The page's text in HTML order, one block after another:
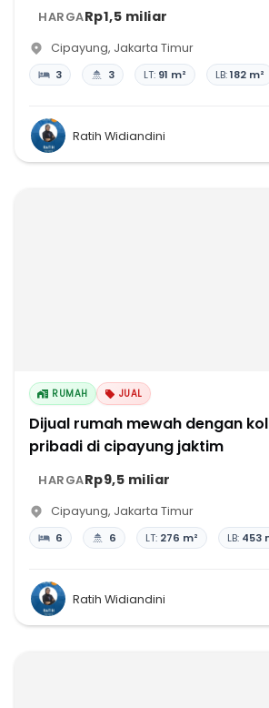
HARGARp1,5 miliar
Cipayung, Jakarta Timur
3 3 LT: 91 m² LB:182 m²
Ratih Widiandini
RUMAH JUAL
Dijual rumah mewah dengan
pribadi di cipayung jaktim
HARGARp9,5 miliar
Cipayung, Jakarta Timur
6 6 LT: 276 m² LB: 453
Ratih Widiandini